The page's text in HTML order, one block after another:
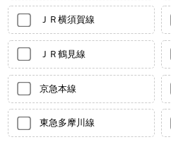
ＪＲ横須賀線
ＪＲ鶴見線
京急本線
東急多摩川線